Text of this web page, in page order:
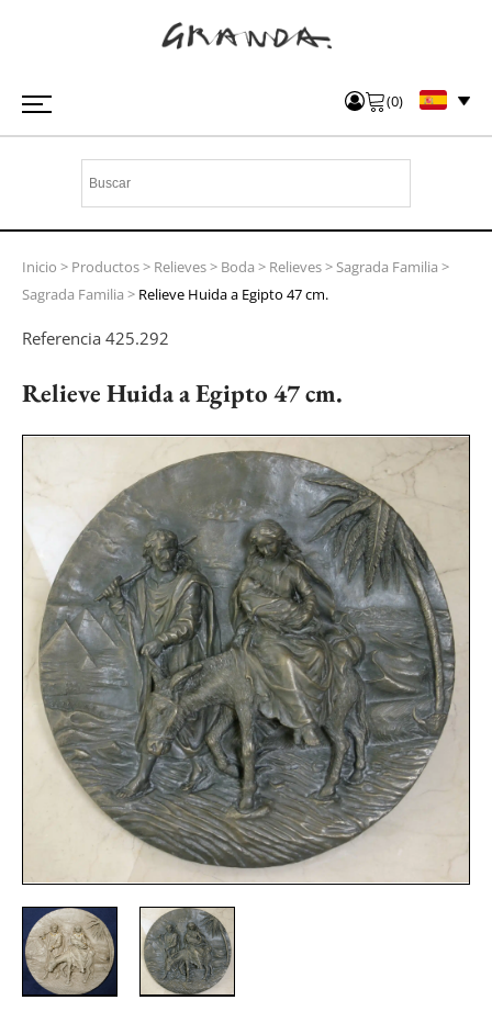
(0)
Inicio > Productos> Relieves> Boda > Relieves>Sagrada Familia >
Sagrada Familia > Relieve Huida a Egipto 47 cm.
Referencia 425.292
Relieve Huida a Egipto 47 cm.